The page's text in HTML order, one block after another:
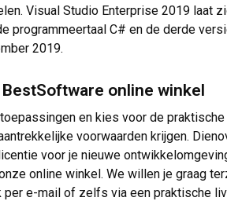
Visual Studio Enterprise 2019 laat
programmeertaal C# en de derde
2019.
online winkel
en kies voor de
voorwaarden krijgen.
voor je nieuwe
online winkel. We willen je graag
e-mail of zelfs via een praktische